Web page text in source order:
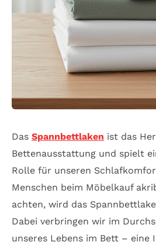
Das Spannbettlaken ist das
Bettenausstattung und spielt
Rolle für unseren
Menschen beim Möbelkauf
achten, wird das
Dabei verbringen wir im
unseres Lebens im Bett – eine